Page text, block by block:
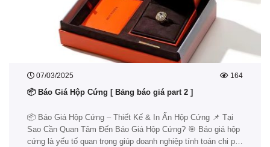
07/03/2025 164
📦 Báo Giá Hộp Cứng [ Bảng báo giá part 2 ]
📦 Báo Giá Hộp Cứng – Thiết Kế & In Ấn Hộp Cứng 📌 Tại
Sao Cần Quan Tâm Đến Báo Giá Hộp Cứng? 🎯 Báo giá hộp
cứng là yếu tố quan trọng giúp doanh nghiệp tính toán chi phí